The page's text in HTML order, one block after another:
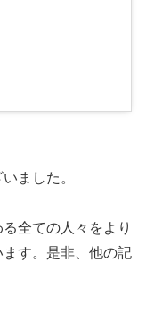
ました。
全ての人々をより
す。是非、他の記